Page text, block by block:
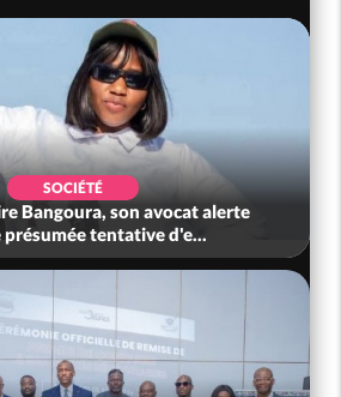
SOCIÉTÉ
Nigeria : Le Togo et le Cameroun
acheteurs des produits de la r...